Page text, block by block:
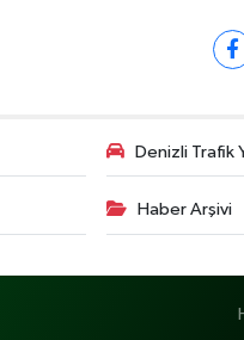
Denizli Trafik
Haber Arşivi